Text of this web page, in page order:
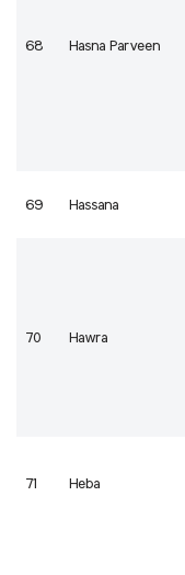
68 Hasna Parveen
69 Hassana
70 Hawra
71 Heba